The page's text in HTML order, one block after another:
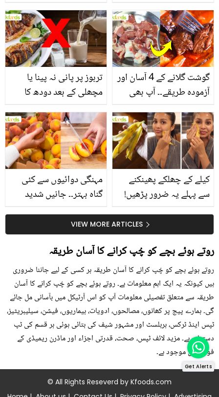
انگیز طبی فوائد
تربوز پر پانی نہ پینا یا
مچھلی کے بعد دودھ کا
سے متعلق غلط فہمیوں کی
حقیقت کیا ہے اور افواہ
کیا؟
گوشت گلانے کے 4 آسان اور
آزمودہ طریقے۔۔ آپ بھی
بتائے راز
مہنگی دوائیوں سے کئی
گناہ بہتر۔۔ جانیں شدید
کیوں کھانا چاہیے؟
کیلے کے چھلکے پھینکنے
سے پہلے یہ ضرور پڑھیں!
سستا اور قدرتی حلVIEW MORE ARTICLES
روتے ہوئے بچے کو چُپ کرانے کا آسان طریقہ
روتے ہوئے بچے کو چُپ کرانے کا آسان طریقہ ہر کسی کے لیے جاننا ضروری
ہیں کیونکہ یہ ایک اہم معلومات ہے۔ روتے ہوئے بچے کو چُپ کرانے کا آسان
طریقہ سے متعلق تفصیلی معلومات آپ کو اس آرٹیکل میں بآسانی مل جائے
گی۔ ہمارے پیج پر کھانوں، مصالحوں، ادویات، بیماریوں، فیشن، سیلیبریٹیز،
ٹپس اینڈ ٹرکس، ہربلسٹ اور مشہور شیف کی بتائی ہوئی ہر قسم کی ٹپ
دستیاب ہے۔ مزید لائف ٹپس، صحت، قدرتی اجزاء اور ماڈرن ریمیڈی کے
فوڈز میں موجود ہے۔
© All Rights Reseverd by Kfoods.com
Get Alerts